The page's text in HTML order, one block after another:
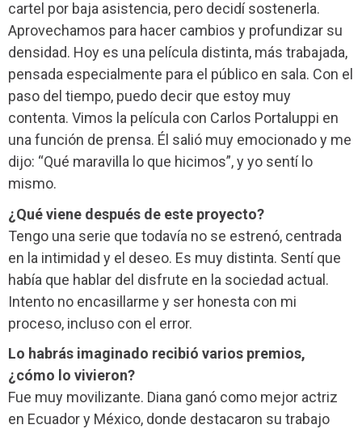
cartel por baja asistencia, pero decidí sostenerla.
Aprovechamos para hacer cambios y profundizar su
densidad. Hoy es una película distinta, más trabajada,
pensada especialmente para el público en sala. Con el
paso del tiempo, puedo decir que estoy muy
contenta. Vimos la película con Carlos Portaluppi en
una función de prensa. Él salió muy emocionado y me
dijo: “Qué maravilla lo que hicimos”, y yo sentí lo
mismo.
¿Qué viene después de este proyecto?
Tengo una serie que todavía no se estrenó, centrada
en la intimidad y el deseo. Es muy distinta. Sentí que
había que hablar del disfrute en la sociedad actual.
Intento no encasillarme y ser honesta con mi
proceso, incluso con el error.
Lo habrás imaginado recibió varios premios,
¿cómo lo vivieron?
Fue muy movilizante. Diana ganó como mejor actriz
en Ecuador y México, donde destacaron su trabajo